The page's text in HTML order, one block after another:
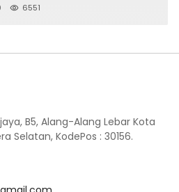
6551
B5, Alang-Alang Lebar Kota
Selatan, KodePos : 30156.